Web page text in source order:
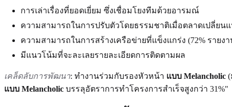
การเล่าเรื่องที่ยอดเยี่ยม ซึ่งเชื่อมโยงทีมด้วยอารมณ์
ความสามารถในการปรับตัวโดยธรรมชาติเมื่อตลาดเปลี่ยนแ
ความสามารถในการสร้างเครือข่ายที่แข็งแกร่ง (72% ราย
มีแนวโน้มที่จะละเลยรายละเอียดการติดตามผล
เคล็ดลับการพัฒนา: ทำงานร่วมกับรองหัวหน้า แบบ Melancholic
แบบ Melancholic บรรลุอัตราการทำโครงการสำเร็จสูงกว่า 31%"